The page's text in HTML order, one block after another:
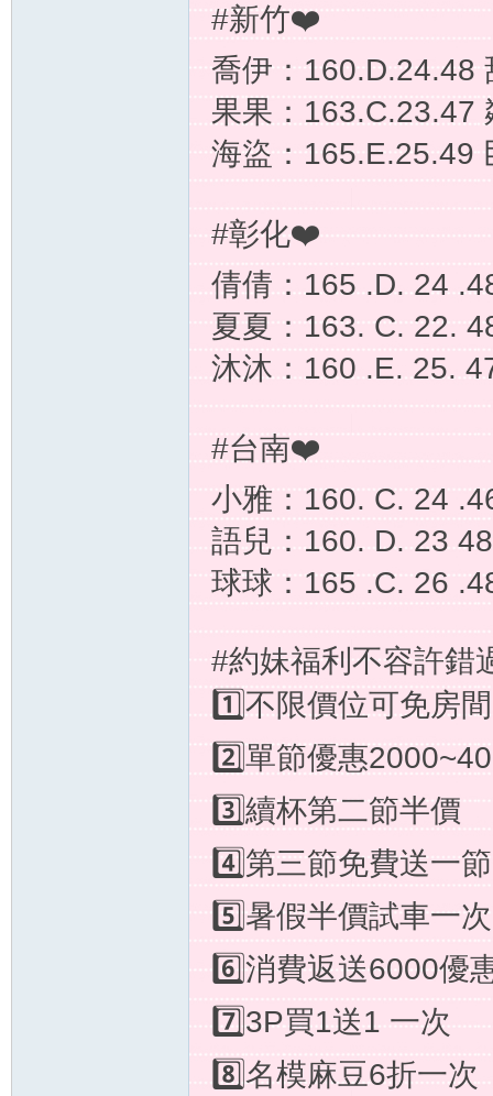
#新竹❤️
喬伊：160.D.24.48
果果：163.C.23.47
海盜：165.E.25.49
#彰化❤️
倩倩：165 .D. 24
夏夏：163. C. 22.
沐沐：160 .E. 25.
#台南❤️
小雅：160. C. 24
語兒：160. D. 23
球球：165 .C. 26
#約妹福利不容許錯
1️⃣不限價位可免房
2️⃣單節優惠
3️⃣續杯第二節半價
4️⃣第三節免費送一節
5️⃣暑假半價試車一次
6️⃣消費返送6000優
7️⃣3P買1送1 一次
8️⃣名模麻豆6折一次